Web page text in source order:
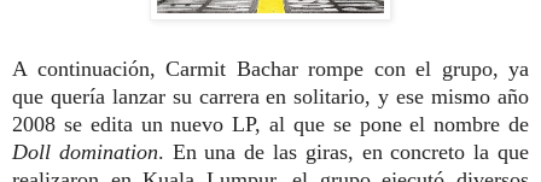
A continuación, Carmit Bachar rompe con el grupo, ya
que quería lanzar su carrera en solitario, y ese mismo año
2008 se edita un nuevo LP, al que se pone el nombre de
Doll domination. En una de las giras, en concreto la que